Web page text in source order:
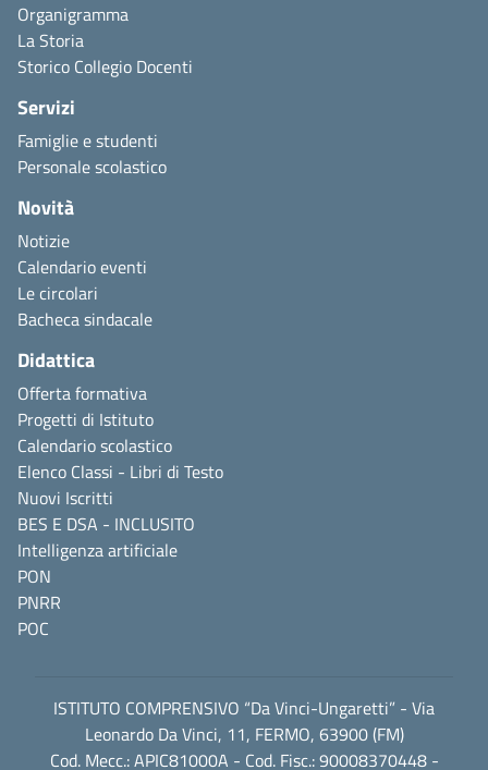
Organigramma
La Storia
Storico Collegio Docenti
Servizi
Famiglie e studenti
Personale scolastico
Novità
Notizie
Calendario eventi
Le circolari
Bacheca sindacale
Didattica
Offerta formativa
Progetti di Istituto
Calendario scolastico
Elenco Classi - Libri di Testo
Nuovi Iscritti
BES E DSA - INCLUSITO
Intelligenza artificiale
PON
PNRR
POC
ISTITUTO COMPRENSIVO “Da Vinci-Ungaretti” - Via
Leonardo Da Vinci, 11, FERMO, 63900 (FM)
Cod. Mecc.: APIC81000A - Cod. Fisc.: 90008370448 -